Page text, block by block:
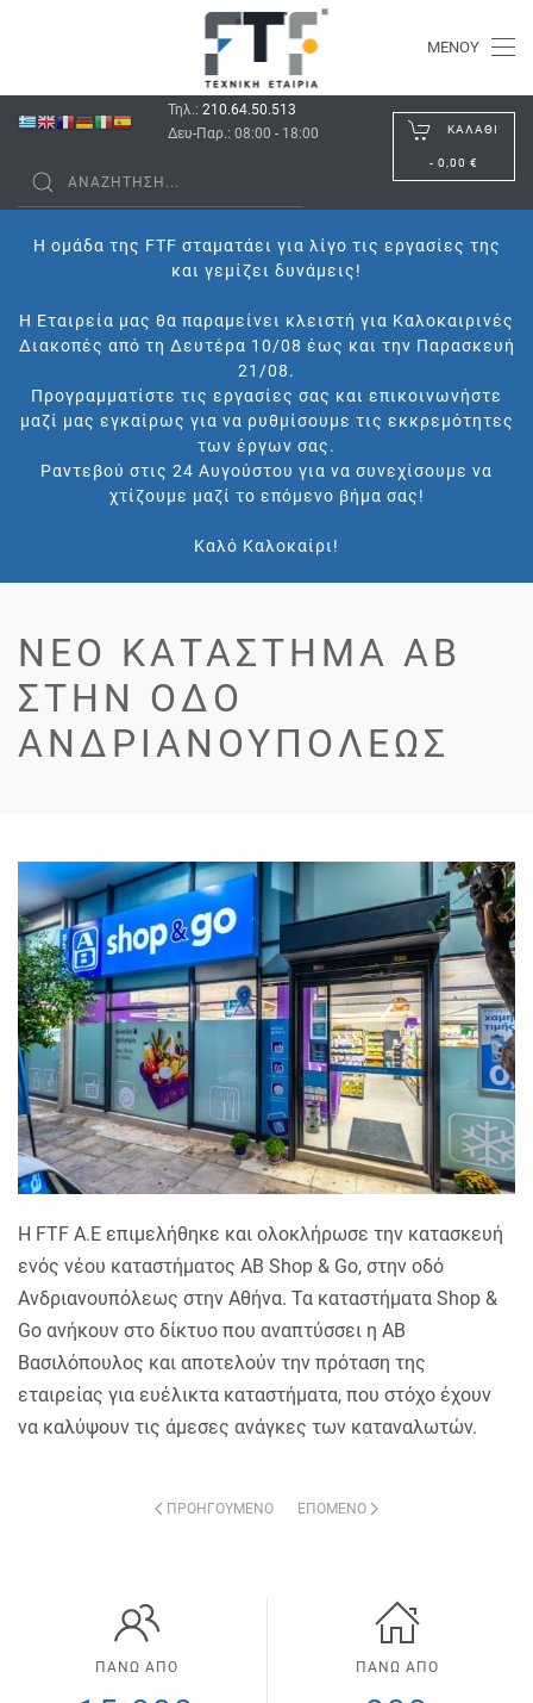
ΜΕΝΟΎ
Τηλ.: 210.64.50.513
Δευ-Παρ.: 08:00 - 18:00
ΚΑΛΆΘΙ
- 0,00 €
Η ομάδα της FTF σταματάει για λίγο τις εργασίες της
και γεμίζει δυνάμεις!
Η Εταιρεία μας θα παραμείνει κλειστή για Καλοκαιρινές
Διακοπές από τη Δευτέρα 10/08 έως και την Παρασκευή
21/08.
Προγραμματίστε τις εργασίες σας και επικοινωνήστε
μαζί μας εγκαίρως για να ρυθμίσουμε τις εκκρεμότητες
των έργων σας.
Ραντεβού στις 24 Αυγούστου για να συνεχίσουμε να
χτίζουμε μαζί το επόμενο βήμα σας!
Καλό Καλοκαίρι!
ΝΈΟ ΚΑΤΆΣΤΗΜΑ ΑΒ
ΣΤΗΝ ΟΔΌ
ΑΝΔΡΙΑΝΟΥΠΌΛΕΩΣ
Η FTF A.E επιμελήθηκε και ολοκλήρωσε την κατασκευή
ενός νέου καταστήματος AB Shop & Go, στην οδό
Ανδριανουπόλεως στην Αθήνα. Τα καταστήματα Shop &
Go ανήκουν στο δίκτυο που αναπτύσσει η ΑΒ
Βασιλόπουλος και αποτελούν την πρόταση της
εταιρείας για ευέλικτα καταστήματα, που στόχο έχουν
να καλύψουν τις άμεσες ανάγκες των καταναλωτών.
ΠΡΟΗΓΟΎΜΕΝΟ ΕΠΌΜΕΝΟ
ΠΑΝΩ ΑΠΟ ΠΑΝΩ ΑΠΟ